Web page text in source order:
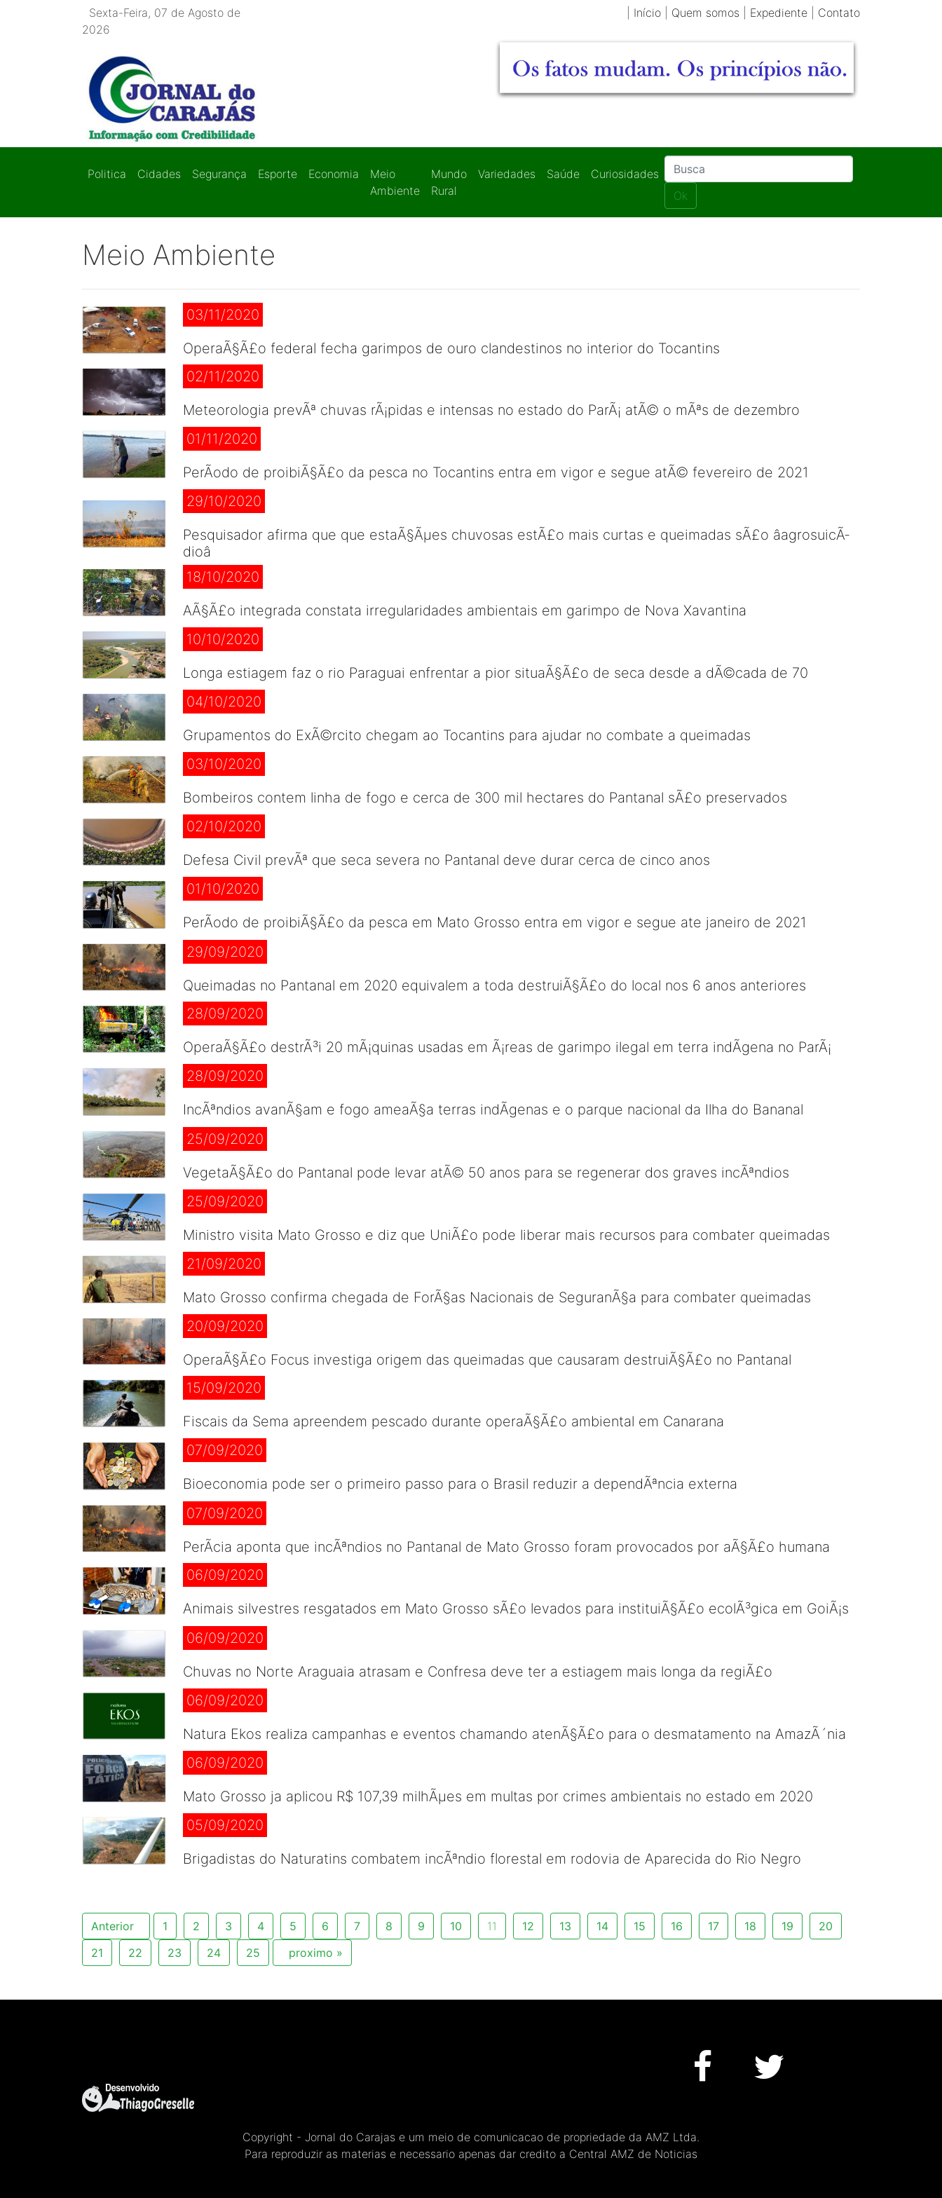
Sexta-Feira, 07 de Agosto de
2026
Início Quem somos Expediente Contato
Politica Cidades Segurança Esporte Economia
Meio
Ambiente
Mundo
Rural
Variedades Saúde
Curiosidades
Ok
Meio Ambiente
03/11/2020
OperaÃ§Ã£o federal fecha garimpos de ouro clandestinos no interior do Tocantins
02/11/2020
Meteorologia prevÃª chuvas rÃ¡pidas e intensas no estado do ParÃ¡ atÃ© o mÃªs de dezembro
01/11/2020
PerÃ­odo de proibiÃ§Ã£o da pesca no Tocantins entra em vigor e segue atÃ© fevereiro de 2021
29/10/2020
Pesquisador afirma que que estaÃ§Ãµes chuvosas estÃ£o mais curtas e queimadas sÃ£o âagrosuicÃ­
dioâ
18/10/2020
AÃ§Ã£o integrada constata irregularidades ambientais em garimpo de Nova Xavantina
10/10/2020
Longa estiagem faz o rio Paraguai enfrentar a pior situaÃ§Ã£o de seca desde a dÃ©cada de 70
04/10/2020
Grupamentos do ExÃ©rcito chegam ao Tocantins para ajudar no combate a queimadas
03/10/2020
Bombeiros contem linha de fogo e cerca de 300 mil hectares do Pantanal sÃ£o preservados
02/10/2020
Defesa Civil prevÃª que seca severa no Pantanal deve durar cerca de cinco anos
01/10/2020
PerÃ­odo de proibiÃ§Ã£o da pesca em Mato Grosso entra em vigor e segue ate janeiro de 2021
29/09/2020
Queimadas no Pantanal em 2020 equivalem a toda destruiÃ§Ã£o do local nos 6 anos anteriores
28/09/2020
OperaÃ§Ã£o destrÃ³i 20 mÃ¡quinas usadas em Ã¡reas de garimpo ilegal em terra indÃ­gena no ParÃ¡
28/09/2020
IncÃªndios avanÃ§am e fogo ameaÃ§a terras indÃ­genas e o parque nacional da Ilha do Bananal
25/09/2020
VegetaÃ§Ã£o do Pantanal pode levar atÃ© 50 anos para se regenerar dos graves incÃªndios
25/09/2020
Ministro visita Mato Grosso e diz que UniÃ£o pode liberar mais recursos para combater queimadas
21/09/2020
Mato Grosso confirma chegada de ForÃ§as Nacionais de SeguranÃ§a para combater queimadas
20/09/2020
OperaÃ§Ã£o Focus investiga origem das queimadas que causaram destruiÃ§Ã£o no Pantanal
15/09/2020
Fiscais da Sema apreendem pescado durante operaÃ§Ã£o ambiental em Canarana
07/09/2020
Bioeconomia pode ser o primeiro passo para o Brasil reduzir a dependÃªncia externa
07/09/2020
PerÃ­cia aponta que incÃªndios no Pantanal de Mato Grosso foram provocados por aÃ§Ã£o humana
06/09/2020
Animais silvestres resgatados em Mato Grosso sÃ£o levados para instituiÃ§Ã£o ecolÃ³gica em GoiÃ¡s
06/09/2020
Chuvas no Norte Araguaia atrasam e Confresa deve ter a estiagem mais longa da regiÃ£o
06/09/2020
Natura Ekos realiza campanhas e eventos chamando atenÃ§Ã£o para o desmatamento na AmazÃ´nia
06/09/2020
Mato Grosso ja aplicou R$ 107,39 milhÃµes em multas por crimes ambientais no estado em 2020
05/09/2020
Brigadistas do Naturatins combatem incÃªndio florestal em rodovia de Aparecida do Rio Negro
Anterior 1 2 3 4 5 6 7 8 9 10 11 12 13 14 15 16 17 18 19
20
21
22 23 24 25 proximo »
Copyright - Jornal do Carajas e um meio de comunicacao de propriedade da AMZ Ltda.
Para reproduzir as materias e necessario apenas dar credito a Central AMZ de Noticias